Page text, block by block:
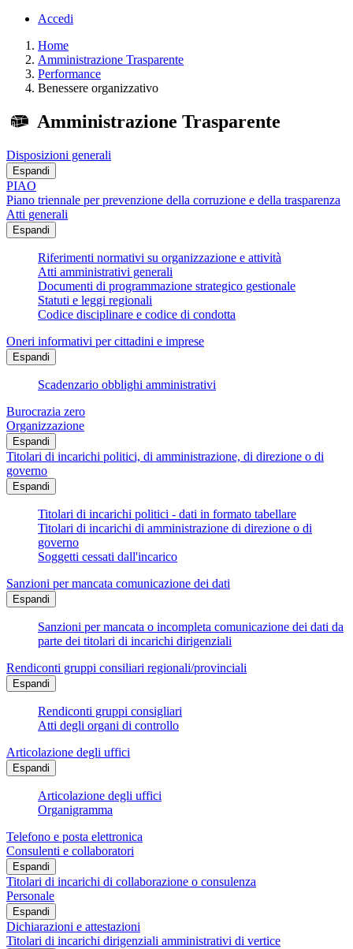
Accedi
Home
Amministrazione Trasparente
Performance
Benessere organizzativo
Amministrazione Trasparente
Disposizioni generali
Espandi
PIAO
Piano triennale per prevenzione della corruzione e della trasparenza
Atti generali
Espandi
Riferimenti normativi su organizzazione e attività
Atti amministrativi generali
Documenti di programmazione strategico gestionale
Statuti e leggi regionali
Codice disciplinare e codice di condotta
Oneri informativi per cittadini e imprese
Espandi
Scadenzario obblighi amministrativi
Burocrazia zero
Organizzazione
Espandi
Titolari di incarichi politici, di amministrazione, di direzione o di
governo
Espandi
Titolari di incarichi politici - dati in formato tabellare
Titolari di incarichi di amministrazione di direzione o di
governo
Soggetti cessati dall'incarico
Sanzioni per mancata comunicazione dei dati
Espandi
Sanzioni per mancata o incompleta comunicazione dei dati da
parte dei titolari di incarichi dirigenziali
Rendiconti gruppi consiliari regionali/provinciali
Espandi
Rendiconti gruppi consigliari
Atti degli organi di controllo
Articolazione degli uffici
Espandi
Articolazione degli uffici
Organigramma
Telefono e posta elettronica
Consulenti e collaboratori
Espandi
Titolari di incarichi di collaborazione o consulenza
Personale
Espandi
Dichiarazioni e attestazioni
Titolari di incarichi dirigenziali amministrativi di vertice